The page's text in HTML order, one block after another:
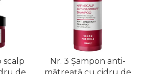
scalp
Nr. 3 Șampon anti-